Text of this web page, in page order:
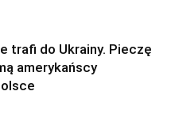
trafi do Ukrainy. Pieczę
amerykańscy